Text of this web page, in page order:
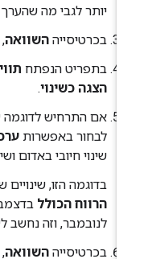
יותר לגבי מה שהערך
בכרטיסייההשוואה,
בתפריט הנפתחתוויות
הצגה כשינוי.
אם התרחיש לדוגמה
לבחור באפשרותערכים
שינוי חיובי באדום ושינוי
בדוגמה הזו, שינויים
הרווח הכוללבדצמבר
לנובמבר, וזה נחשב
בכרטיסייההשוואה,